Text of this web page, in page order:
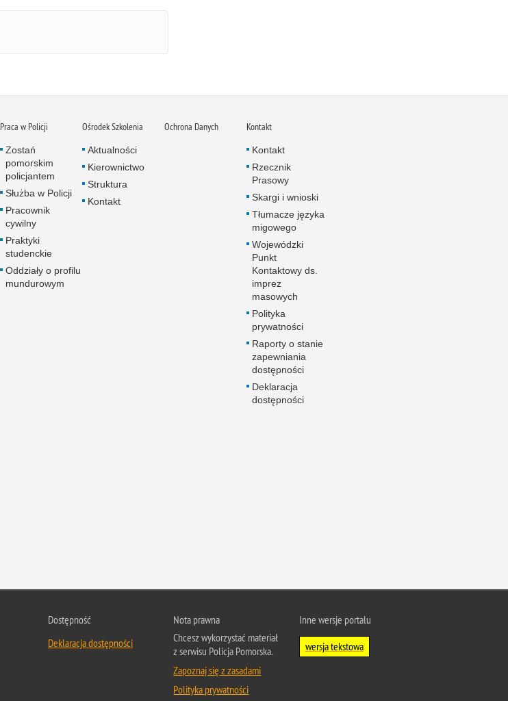
Praca w Policji
Zostań
pomorskim
policjantem
Służba w Policji
Pracownik
cywilny
Praktyki
studenckie
Oddziały o profilu
mundurowym
Ośrodek Szkolenia
Aktualności
Kierownictwo
Struktura
Kontakt
Ochrona Danych Kontakt
Kontakt
Rzecznik
Prasowy
Skargi i wnioski
Tłumacze języka
migowego
Wojewódzki
Punkt
Kontaktowy ds.
imprez
masowych
Polityka
prywatności
Raporty o stanie
zapewniania
dostępności
Deklaracja
dostępności
Dostępność
Deklaracja dostępności
Nota prawna
Chcesz wykorzystać materiał
z serwisu Policja Pomorska.
Zapoznaj się z zasadami
Polityka prywatności
Inne wersje portalu
wersja tekstowa